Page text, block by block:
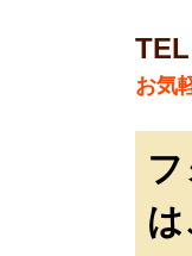
お気